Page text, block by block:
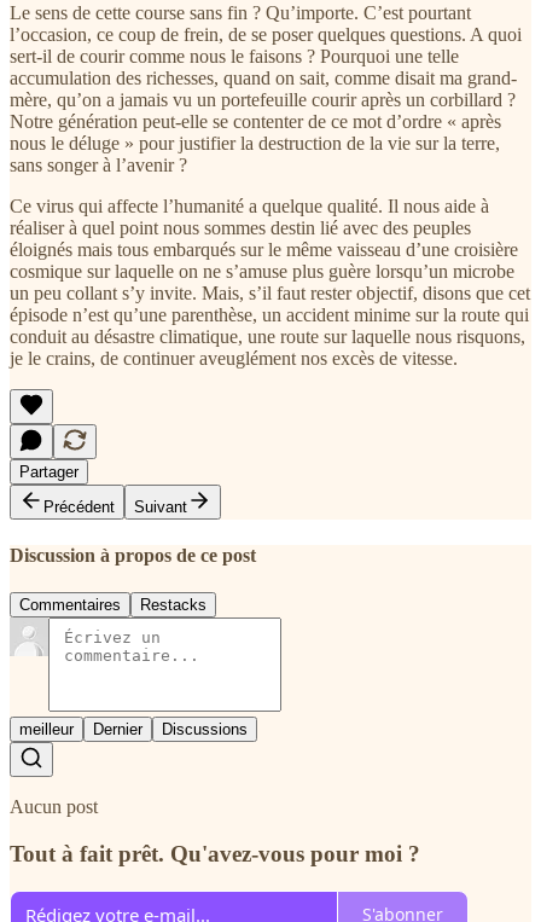
Le sens de cette course sans fin ? Qu’importe. C’est pourtant
l’occasion, ce coup de frein, de se poser quelques questions. A quoi
sert-il de courir comme nous le faisons ? Pourquoi une telle
accumulation des richesses, quand on sait, comme disait ma grand-
mère, qu’on a jamais vu un portefeuille courir après un corbillard ?
Notre génération peut-elle se contenter de ce mot d’ordre « après
nous le déluge » pour justifier la destruction de la vie sur la terre,
sans songer à l’avenir ?
Ce virus qui affecte l’humanité a quelque qualité. Il nous aide à
réaliser à quel point nous sommes destin lié avec des peuples
éloignés mais tous embarqués sur le même vaisseau d’une croisière
cosmique sur laquelle on ne s’amuse plus guère lorsqu’un microbe
un peu collant s’y invite. Mais, s’il faut rester objectif, disons que cet
épisode n’est qu’une parenthèse, un accident minime sur la route qui
conduit au désastre climatique, une route sur laquelle nous risquons,
je le crains, de continuer aveuglément nos excès de vitesse.
Partager
Précédent
Suivant
Discussion à propos de ce post
Commentaires Restacks
meilleur Dernier Discussions
Aucun post
Tout à fait prêt. Qu'avez-vous pour moi ?
S'abonner